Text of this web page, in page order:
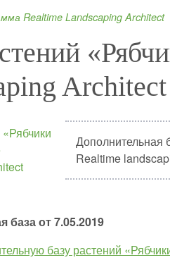
Realtime Landscaping Architect
Architect
Дополнительная
Realtime
база от 7.05.2019
базу растений